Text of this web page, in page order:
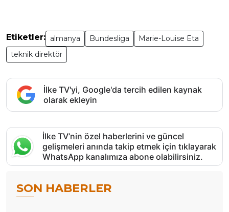
Etiketler: almanya Bundesliga
Marie-Louise Eta
teknik direktör
İlke TV'yi, Google'da tercih edilen kaynak
olarak ekleyin
İlke TV’nin özel haberlerini ve güncel
gelişmeleri anında takip etmek için tıklayarak
WhatsApp kanalımıza abone olabilirsiniz.
SON HABERLER